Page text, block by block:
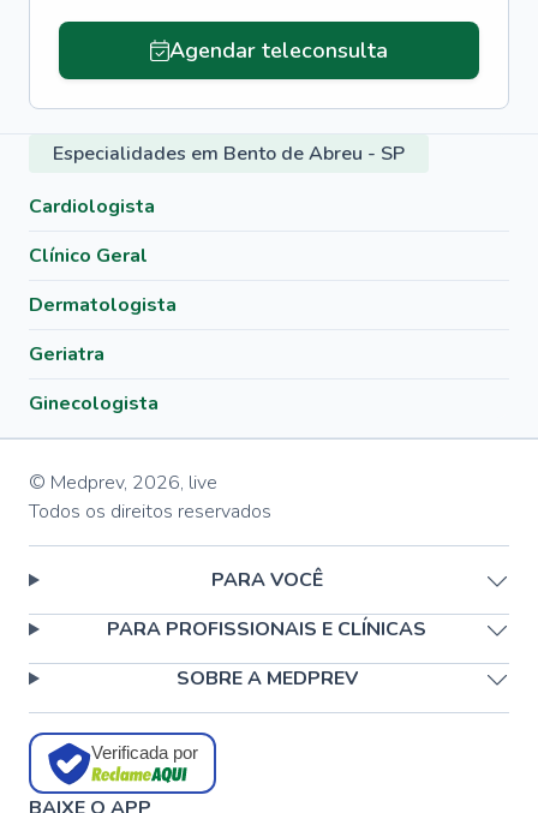
Agendar teleconsulta
Especialidades em Bento de Abreu - SP
Cardiologista
Clínico Geral
Dermatologista
Geriatra
Ginecologista
© Medprev, 2026, live
Todos os direitos reservados
PARA VOCÊ
PARA PROFISSIONAIS E CLÍNICAS
SOBRE A MEDPREV
Verificada por